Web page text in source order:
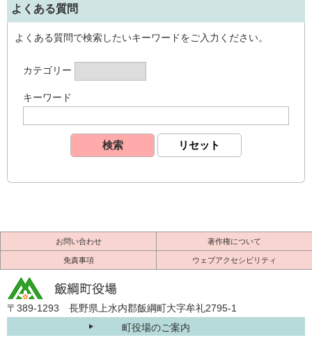
よくある質問
よくある質問で検索したいキーワードをご入力ください。
カテゴリー
キーワード
お問い合わせ 著作権について
免責事項 ウェブアクセシビリティ
〒389-1293 長野県上水内郡飯綱町大字牟礼2795-1
町役場のご案内